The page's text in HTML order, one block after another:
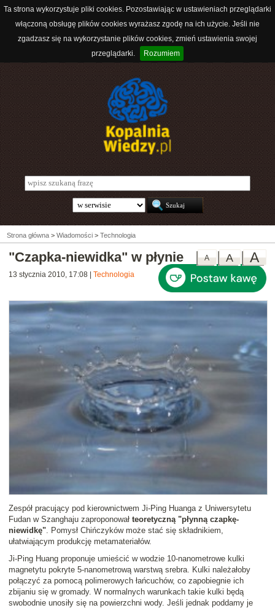
Ta strona wykorzystuje pliki cookies. Pozostawiając w ustawieniach przeglądarki
włączoną obsługę plików cookies wyrażasz zgodę na ich użycie. Jeśli nie
zgadzasz się na wykorzystanie plików cookies, zmień ustawienia swojej
przeglądarki.
Rozumiem
Strona główna > Wiadomości > Technologia
A
A
A
"Czapka-niewidka" w płynie
13 stycznia 2010, 17:08 Technologia
Zespół pracujący pod kierownictwem Ji-Ping Huanga z Uniwersytetu
Fudan w Szanghaju zaproponował teoretyczną "płynną czapkę-
niewidkę". Pomysł Chińczyków może stać się składnikiem,
ułatwiającym produkcję metamateriałów.
Ji-Ping Huang proponuje umieścić w wodzie 10-nanometrowe kulki
magnetytu pokryte 5-nanometrową warstwą srebra. Kulki należałoby
połączyć za pomocą polimerowych łańcuchów, co zapobiegnie ich
zbijaniu się w gromady. W normalnych warunkach takie kulki będą
swobodnie unosiły się na powierzchni wody. Jeśli jednak poddamy je